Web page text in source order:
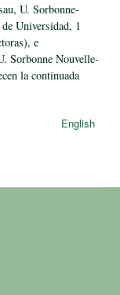
U. Sorbonne-
Universidad, 1
e
Sorbonne Nouvelle-
la continuada
English